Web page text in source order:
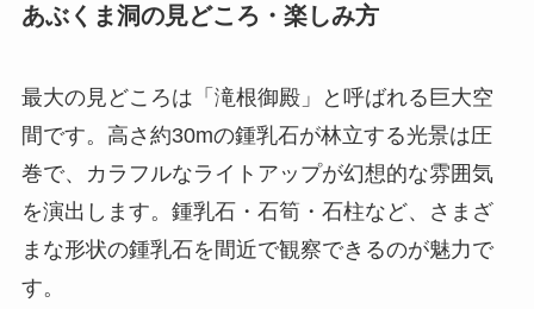
あぶくま洞の見どころ・楽しみ方
最大の見どころは「滝根御殿」と呼ばれる巨大空
間です。高さ約30mの鍾乳石が林立する光景は圧
巻で、カラフルなライトアップが幻想的な雰囲気
を演出します。鍾乳石・石筍・石柱など、さまざ
まな形状の鍾乳石を間近で観察できるのが魅力で
す。